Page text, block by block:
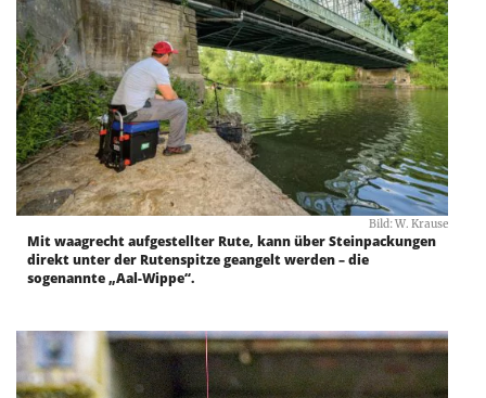
Bild: W. Krause
Mit waagrecht aufgestellter Rute, kann über Steinpackungen
direkt unter der Rutenspitze geangelt werden – die
sogenannte „Aal-Wippe“.